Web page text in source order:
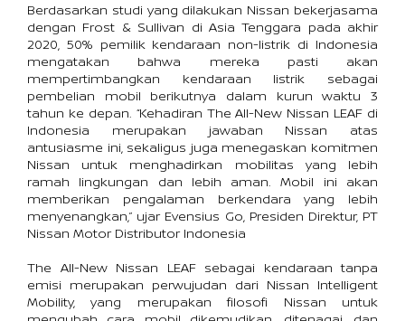
Berdasarkan studi yang dilakukan Nissan bekerjasama
dengan Frost & Sullivan di Asia Tenggara pada akhir
2020, 50% pemilik kendaraan non-listrik di Indonesia
mengatakan bahwa mereka pasti akan
mempertimbangkan kendaraan listrik sebagai
pembelian mobil berikutnya dalam kurun waktu 3
tahun ke depan. “Kehadiran The All-New Nissan LEAF di
Indonesia merupakan jawaban Nissan atas
antusiasme ini, sekaligus juga menegaskan komitmen
Nissan untuk menghadirkan mobilitas yang lebih
ramah lingkungan dan lebih aman. Mobil ini akan
memberikan pengalaman berkendara yang lebih
menyenangkan,” ujar Evensius Go, Presiden Direktur, PT
Nissan Motor Distributor Indonesia
The All-New Nissan LEAF sebagai kendaraan tanpa
emisi merupakan perwujudan dari Nissan Intelligent
Mobility, yang merupakan filosofi Nissan untuk